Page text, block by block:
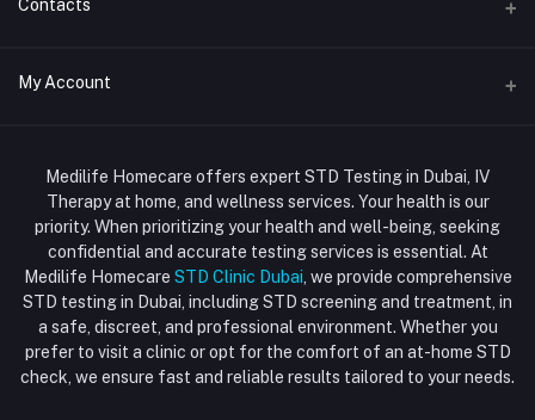
Doctor at Home
HIV Test Dubai
Blood Test Dubai
Vaccination at Home in Dubai
Injections at Home
Flash Sale
Blogs
Contacts
Address
+971586670701
Email
My Account
Order History
My Wishlist
Track Order
Medilife Homecare offers expert STD Testing in Dubai, IV
Therapy at home, and wellness services. Your health is our
priority. When prioritizing your health and well-being, seeking
confidential and accurate testing services is essential. At
Medilife Homecare STD Clinic Dubai , we provide comprehensive
STD testing in Dubai, including STD screening and treatment, in
a safe, discreet, and professional environment. Whether you
prefer to visit a clinic or opt for the comfort of an at-home STD
check, we ensure fast and reliable results tailored to your needs.